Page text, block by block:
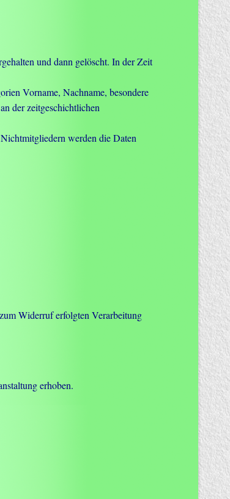
und dann gelöscht. In der Zeit
Vorname, Nachname, besondere
der zeitgeschichtlichen
werden die Daten
Widerruf erfolgten Verarbeitung
erhoben.